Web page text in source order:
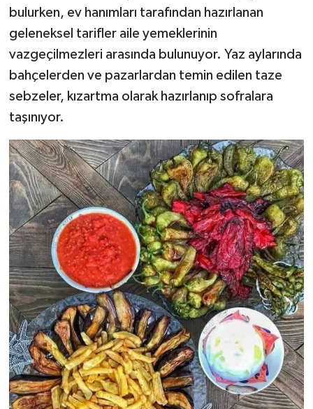
bulurken, ev hanımları tarafından hazırlanan
geleneksel tarifler aile yemeklerinin
vazgeçilmezleri arasında bulunuyor. Yaz aylarında
bahçelerden ve pazarlardan temin edilen taze
sebzeler, kızartma olarak hazırlanıp sofralara
taşınıyor.